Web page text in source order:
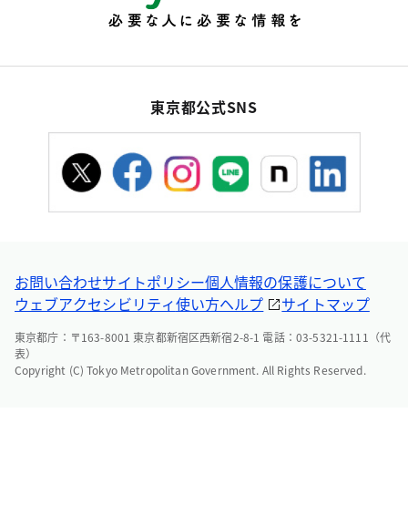
東京都公式SNS
お問い合わせサイトポリシー個人情報の保護について
ウェブアクセシビリティ使い方ヘルプ サイトマップ
東京都庁：〒163-8001 東京都新宿区西新宿2-8-1 電話：03-5321-1111（代
表）
Copyright (C) Tokyo Metropolitan Government. All Rights Reserved.